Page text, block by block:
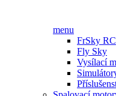
menu
FrSky RC
Fly Sky
Vysílací